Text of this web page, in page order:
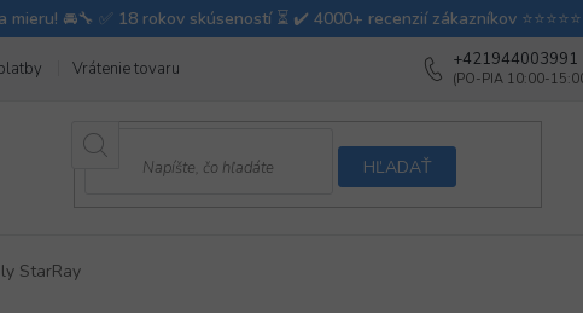
Vrátenie tovaru Ako balíme v
+421944003991
HĽADAŤ
StarRay